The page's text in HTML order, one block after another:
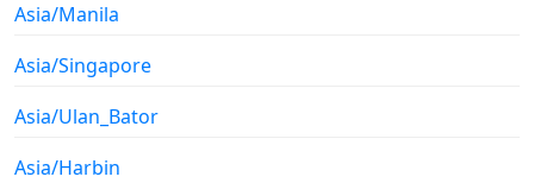
Asia/Manila
Asia/Singapore
Asia/Ulan_Bator
Asia/Harbin